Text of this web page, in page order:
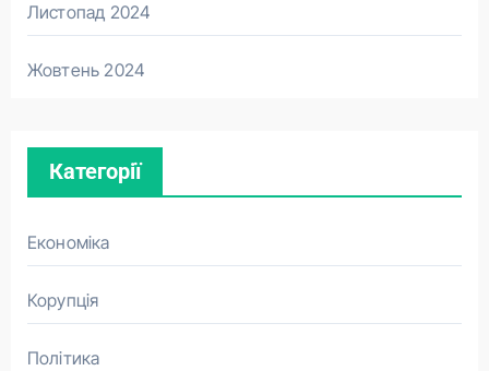
Листопад 2024
Жовтень 2024
Категорії
Економіка
Корупція
Політика